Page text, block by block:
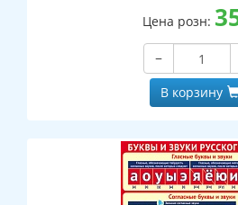
Цена розн:
−
В корзину